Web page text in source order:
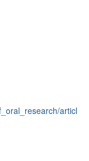
articl